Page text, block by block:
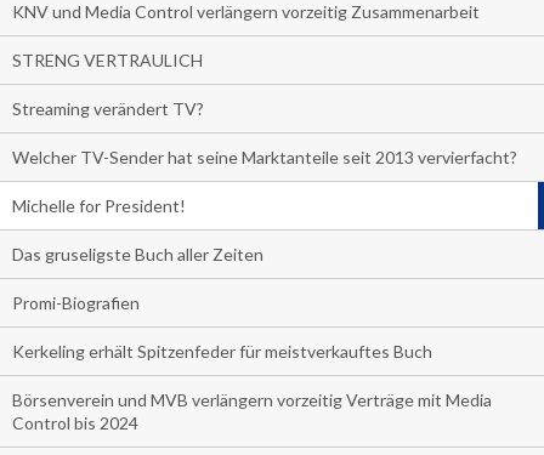
KNV und Media Control verlängern vorzeitig Zusammenarbeit
STRENG VERTRAULICH
Streaming verändert TV?
Welcher TV-Sender hat seine Marktanteile seit 2013 vervierfacht?
Michelle for President!
Das gruseligste Buch aller Zeiten
Promi-Biografien
Kerkeling erhält Spitzenfeder für meistverkauftes Buch
Börsenverein und MVB verlängern vorzeitig Verträge mit Media
Control bis 2024